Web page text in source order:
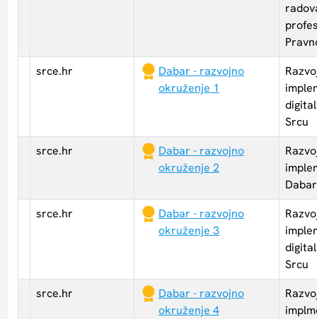
srce.hr
Dabar - razvojno
okruženje 1
Srcu
srce.hr
Dabar - razvojno
okruženje 2
Dabar
srce.hr
Dabar - razvojno
okruženje 3
Srcu
srce.hr
Dabar - razvojno
okruženje 4